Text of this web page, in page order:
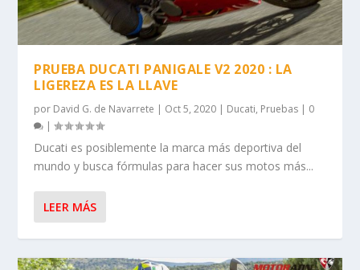
PRUEBA DUCATI PANIGALE V2 2020 : LA
LIGEREZA ES LA LLAVE
por David G. de Navarrete | Oct 5, 2020 | Ducati, Pruebas | 0
|
Ducati es posiblemente la marca más deportiva del
mundo y busca fórmulas para hacer sus motos más...
LEER MÁS